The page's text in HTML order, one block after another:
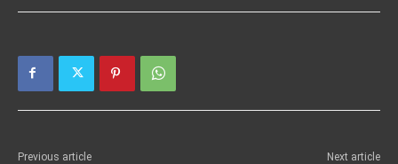
Previous article Next article